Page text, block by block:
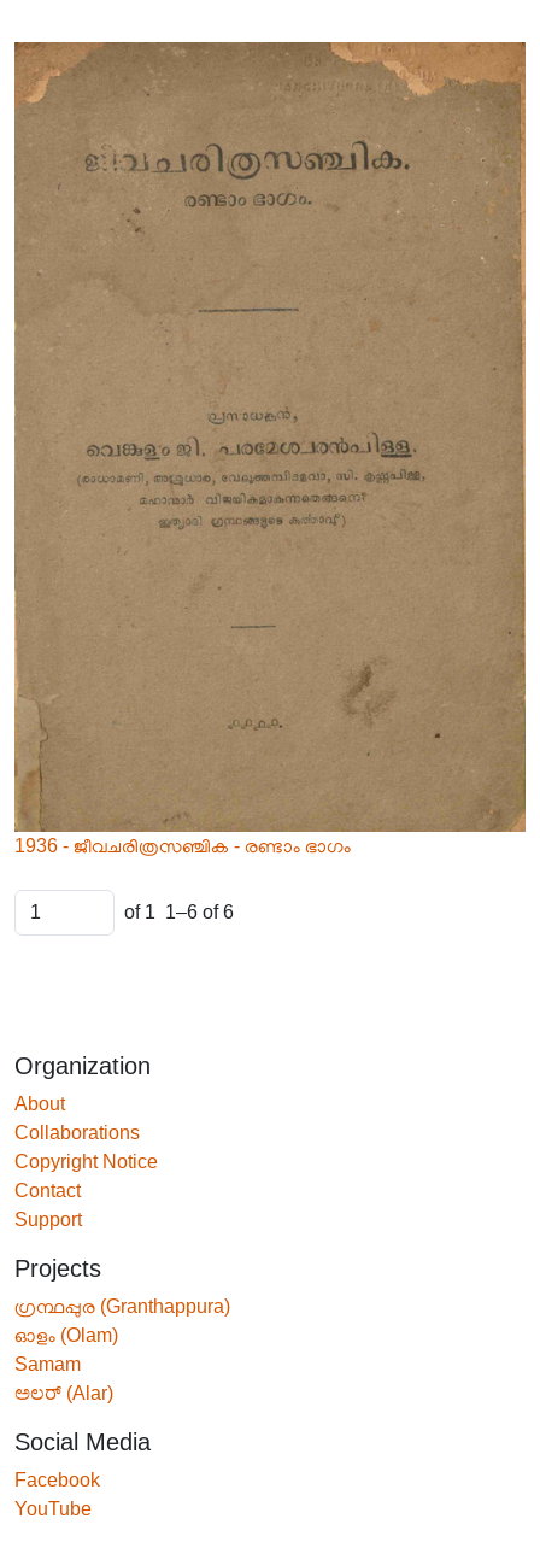
1936 - ജീവചരിത്രസഞ്ചിക - രണ്ടാം ഭാഗം
of 1 1–6 of 6
Organization
About
Collaborations
Copyright Notice
Contact
Support
Projects
ഗ്രന്ഥപ്പുര (Granthappura)
ഓളം (Olam)
Samam
ಅಲರ್ (Alar)
Social Media
Facebook
YouTube